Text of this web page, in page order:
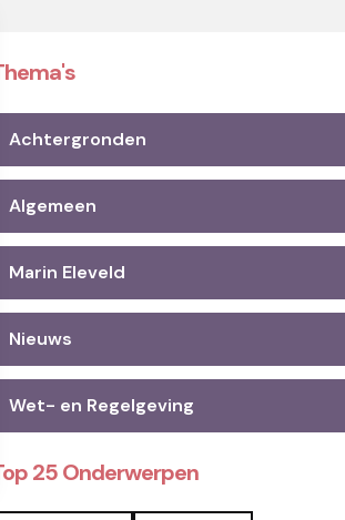
Achtergronden
Algemeen
Marin Eleveld
Nieuws
Wet- en Regelgeving
25 Onderwerpen